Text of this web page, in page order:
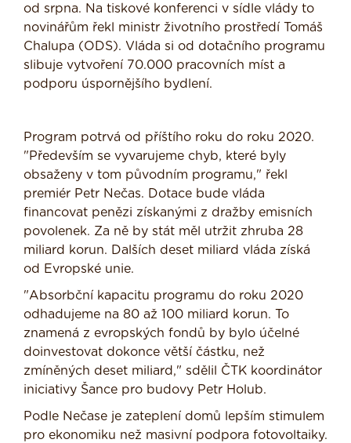
od srpna. Na tiskové konferenci v sídle vlády to
novinářům řekl ministr životního prostředí Tomáš
Chalupa (ODS). Vláda si od dotačního programu
slibuje vytvoření 70.000 pracovních míst a
podporu úspornějšího bydlení.
Program potrvá od příštího roku do roku 2020.
"Především se vyvarujeme chyb, které byly
obsaženy v tom původním programu," řekl
premiér Petr Nečas. Dotace bude vláda
financovat penězi získanými z dražby emisních
povolenek. Za ně by stát měl utržit zhruba 28
miliard korun. Dalších deset miliard vláda získá
od Evropské unie.
"Absorbční kapacitu programu do roku 2020
odhadujeme na 80 až 100 miliard korun. To
znamená z evropských fondů by bylo účelné
doinvestovat dokonce větší částku, než
zmíněných deset miliard," sdělil ČTK koordinátor
iniciativy Šance pro budovy Petr Holub.
Podle Nečase je zateplení domů lepším stimulem
pro ekonomiku než masivní podpora fotovoltaiky.